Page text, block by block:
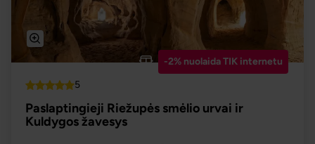
-2% nuolaida TIK internetu
5
Paslaptingieji Riežupės smėlio urvai ir
Kuldygos žavesys